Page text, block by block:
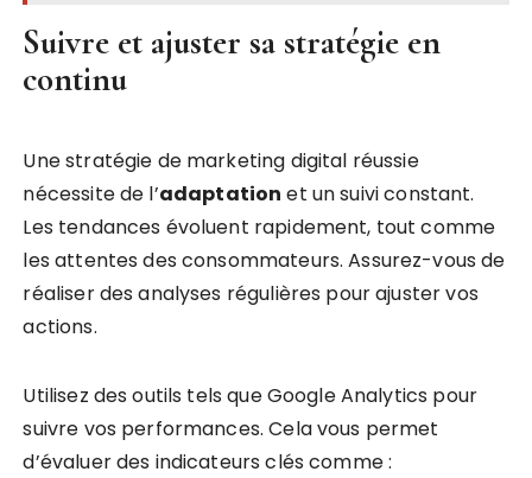
Suivre et ajuster sa stratégie en
continu
Une stratégie de marketing digital réussie
nécessite de l’adaptation et un suivi constant.
Les tendances évoluent rapidement, tout comme
les attentes des consommateurs. Assurez-vous de
réaliser des analyses régulières pour ajuster vos
actions.
Utilisez des outils tels que Google Analytics pour
suivre vos performances. Cela vous permet
d’évaluer des indicateurs clés comme :